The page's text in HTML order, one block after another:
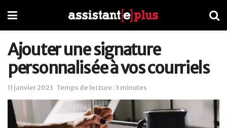
Ajouter une signature
personnalisée à vos courriels
11 janvier 2023 Temps de lecture : 3 minutes